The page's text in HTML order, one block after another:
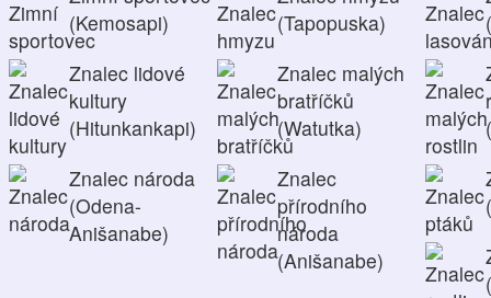
(Kemosapi)
(Tapopuska)
Znalec lidové
kultury
(Hitunkankapi)
Znalec malých
bratříčků
(Watutka)
Znalec národa
(Odena-
Anišanabe)
Znalec
přírodního
národa
(Anišanabe)